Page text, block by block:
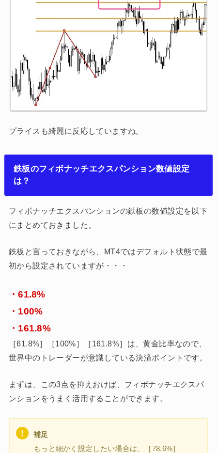
プライスも綺麗に反応していますね。
鉄板のフィボナッチエクスパンション数値設定
は？
フィボナッチエクスパンションの鉄板の数値設定を以下
にまとめておきました。
鉄板と言っておきながら、MT4ではデフォルト状態で最
初から設定されていますが・・・
・61.8%
・100%
・161.8%
［61.8%］［100%］［161.8%］は、黄金比率なので、
世界中のトレーダーが意識している決済ポイントです。
まずは、この3点を抑えおけば、フィボナッチエクスパ
ンションをうまく活用することができます。
補足
もっと細かく設定したい場合は、［78.6%］